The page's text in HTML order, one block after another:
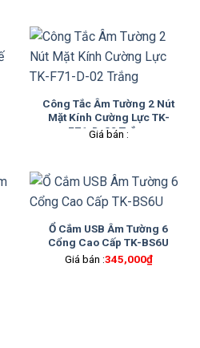
Công Tắc Âm Tường 2 Nút
Mặt Kính Cường Lực TK-
F71-D-02 Trắng
Giá bán :
Ổ Cắm USB Âm Tường 6
Cổng Cao Cấp TK-BS6U
Giá bán :345,000₫